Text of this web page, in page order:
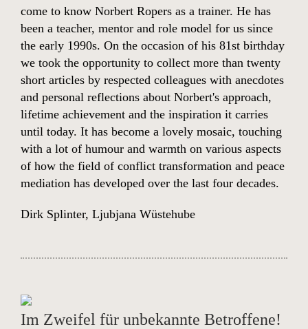
come to know Norbert Ropers as a trainer. He has
been a teacher, mentor and role model for us since
the early 1990s. On the occasion of his 81st birthday
we took the opportunity to collect more than twenty
short articles by respected colleagues with anecdotes
and personal reflections about Norbert's approach,
lifetime achievement and the inspiration it carries
until today. It has become a lovely mosaic, touching
with a lot of humour and warmth on various aspects
of how the field of conflict transformation and peace
mediation has developed over the last four decades.
Dirk Splinter, Ljubjana Wüstehube
Im Zweifel für unbekannte Betroffene!